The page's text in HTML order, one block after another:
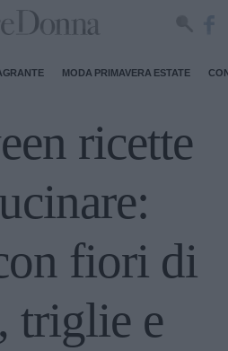
MODA PRIMAVERA ESTATE
ricette
fiori di
triglie e